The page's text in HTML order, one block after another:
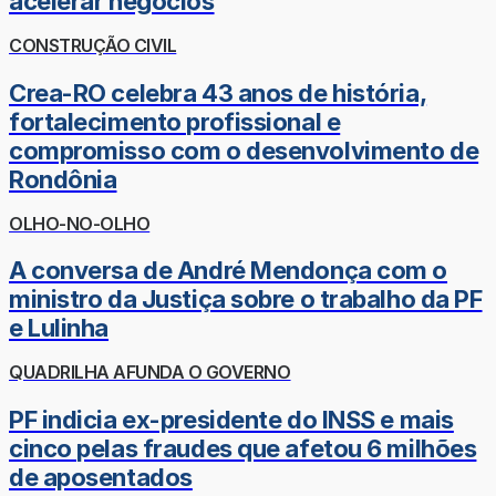
CONSTRUÇÃO CIVIL
Crea-RO celebra 43 anos de história,
fortalecimento profissional e
compromisso com o desenvolvimento de
Rondônia
OLHO-NO-OLHO
A conversa de André Mendonça com o
ministro da Justiça sobre o trabalho da PF
e Lulinha
QUADRILHA AFUNDA O GOVERNO
PF indicia ex-presidente do INSS e mais
cinco pelas fraudes que afetou 6 milhões
de aposentados